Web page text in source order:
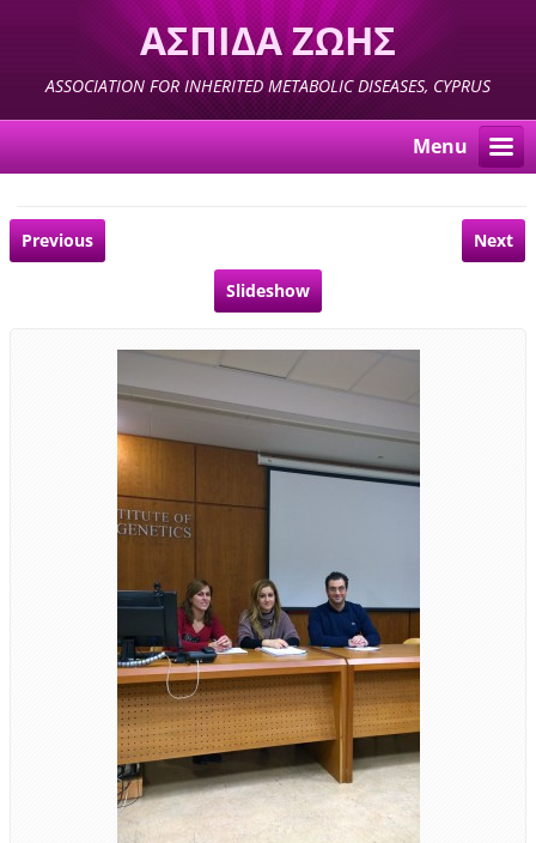
ΑΣΠΙΔΑ ΖΩΗΣ
ASSOCIATION FOR INHERITED METABOLIC DISEASES, CYPRUS
Menu
Previous Next
Slideshow